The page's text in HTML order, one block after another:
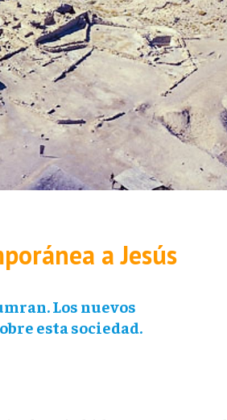
a Jesús
Los nuevos
esta sociedad.